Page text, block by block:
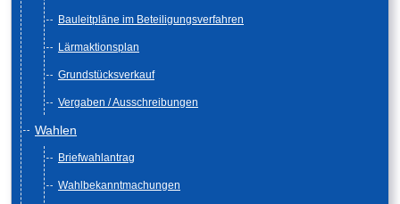
Bauleitpläne im Beteiligungsverfahren
Lärmaktionsplan
Grundstücksverkauf
Vergaben / Ausschreibungen
Wahlen
Briefwahlantrag
Wahlbekanntmachungen